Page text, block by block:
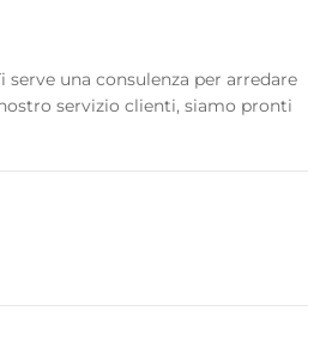
serve una consulenza per arredare
servizio clienti, siamo pronti